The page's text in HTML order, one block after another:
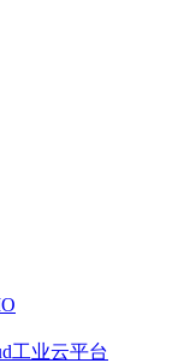
工业云平台